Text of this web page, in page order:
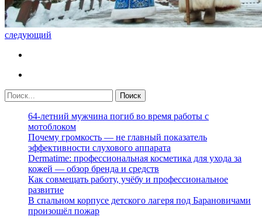
следующий
64-летний мужчина погиб во время работы с
мотоблоком
Почему громкость — не главный показатель
эффективности слухового аппарата
Dermatime: профессиональная косметика для ухода за
кожей — обзор бренда и средств
Как совмещать работу, учёбу и профессиональное
развитие
В спальном корпусе детского лагеря под Барановичами
произошёл пожар